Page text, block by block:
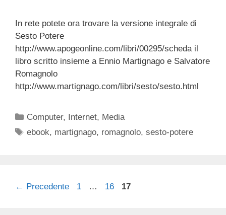
In rete potete ora trovare la versione integrale di
Sesto Potere
http://www.apogeonline.com/libri/00295/scheda il
libro scritto insieme a Ennio Martignago e Salvatore
Romagnolo
http://www.martignago.com/libri/sesto/sesto.html
Categorie
Computer, Internet, Media
Tag
ebook, martignago, romagnolo,sesto-potere
← Precedente Pagina
1 … Pagina
16 Pagina
17